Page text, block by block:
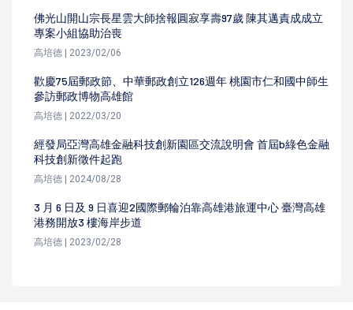
佛光山開山宗長星雲大師捨報圓寂享壽97歲 陳其邁責成成立
專案小組協助治喪
高培德 | 2023/02/06
歡慶75屆郵政節、中華郵政創立126週年 桃園市仁和國中師生
參訪郵政博物高雄館
高培德 | 2022/03/20
經發局亞灣高雄金融科技創新園區交流說明會 首屆b綠色金融
科技創新徵件起跑
高培德 | 2024/08/28
3 月 6 日及 9 日喜迎2國際郵輪泊靠高雄港旅運中心 臺灣高雄
港務開放3 樓海岸步道
高培德 | 2023/02/28